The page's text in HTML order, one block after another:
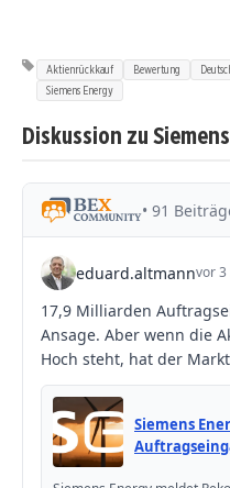
Aktienrückkauf Bewertung
Siemens Energy
Diskussion zu